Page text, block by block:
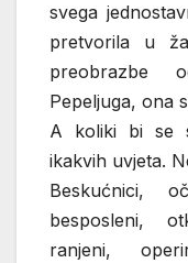
svega
pretvorila u
preobrazbe
Pepeljuga, ona
A koliki bi se
ikakvih uvjeta.
Beskućnici,
besposleni,
ranjeni,